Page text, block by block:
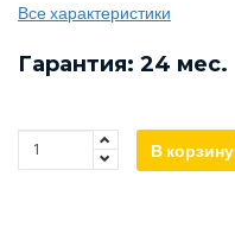
Все характеристики
Гарантия: 24 мес.
В корзину